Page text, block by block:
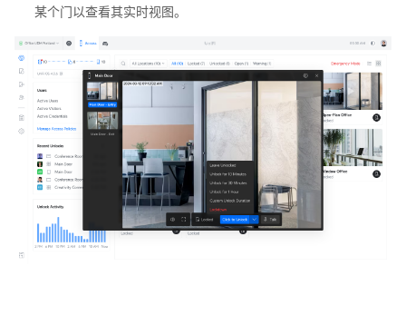
某个门以查看其实时视图。